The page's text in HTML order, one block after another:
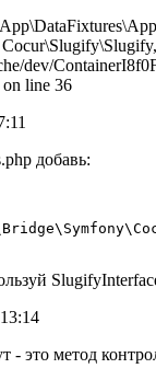
dev/
line 36
добавь:
это метод